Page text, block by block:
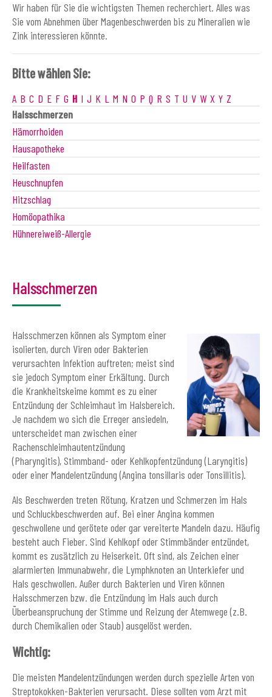
Wir haben für Sie die wichtigsten Themen recherchiert. Alles was
Sie vom Abnehmen über Magenbeschwerden bis zu Mineralien wie
Zink interessieren könnte.
Bitte wählen Sie:
A B C D E F G H I J K L M N O P Q R S T U V W X Y Z
Halsschmerzen
Hämorrhoiden
Hausapotheke
Heilfasten
Heuschnupfen
Hitzschlag
Homöopathika
Hühnereiweiß-Allergie
Halsschmerzen
Halsschmerzen können als Symptom einer
isolierten, durch Viren oder Bakterien
verursachten Infektion auftreten; meist sind
sie jedoch Symptom einer Erkältung. Durch
die Krankheitskeime kommt es zu einer
Entzündung der Schleimhaut im Halsbereich.
Je nachdem wo sich die Erreger ansiedeln,
unterscheidet man zwischen einer
Rachenschleimhautentzündung
(Pharyngitis), Stimmband- oder Kehlkopfentzündung (Laryngitis)
oder einer Mandelentzündung (Angina tonsillaris oder Tonsillitis).
Als Beschwerden treten Rötung, Kratzen und Schmerzen im Hals
und Schluckbeschwerden auf. Bei einer Angina kommen
geschwollene und gerötete oder gar vereiterte Mandeln dazu. Häufig
besteht auch Fieber. Sind Kehlkopf oder Stimmbänder entzündet,
kommt es zusätzlich zu Heiserkeit. Oft sind, als Zeichen einer
alarmierten Immunabwehr, die Lymphknoten an Unterkiefer und
Hals geschwollen. Außer durch Bakterien und Viren können
Halsschmerzen bzw. die Entzündung im Hals auch durch
Überbeanspruchung der Stimme und Reizung der Atemwege (z.B.
durch Chemikalien oder Staub) ausgelöst werden.
Wichtig:
Die meisten Mandelentzündungen werden durch spezielle Arten von
Streptokokken-Bakterien verursacht. Diese sollten vom Arzt mit